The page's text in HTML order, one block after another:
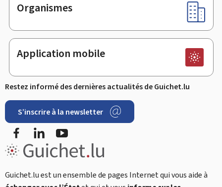
Organismes
Application mobile
Restez informé des dernières actualités de Guichet.lu
S’inscrire à la newsletter
FacebookLinkedIn
Guichet.lu est un ensemble de pages Internet qui vous aide à